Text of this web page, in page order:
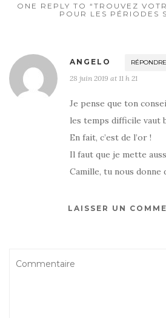
ONE REPLY TO “TROUVEZ
POUR LES PÉRIODES
ANGELO RÉPONDRE
28 juin 2019 at 11 h 21
Je pense que ton
les temps difficile vaut
En fait, c’est de l’or !
Il faut que je mette
Camille, tu nous donne
LAISSER UN